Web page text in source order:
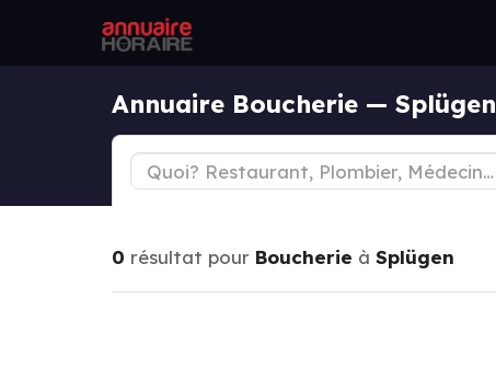
Annuaire Boucherie — Splügen
0 résultat pour Boucherie à Splügen